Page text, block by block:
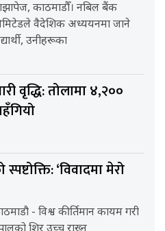
काठमाडौँ। नबिल बैंक
वैदेशिक अध्ययनमा जाने
उनीहरूका
वृद्धि: तोलामा ४,२००
‘विवादमा मेरो
- विश्व कीर्तिमान कायम गरी